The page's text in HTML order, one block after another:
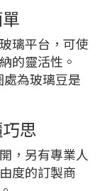
璃平台，可使
的靈活性。
為玻璃豆是
思
，另有專業人
度的訂製商